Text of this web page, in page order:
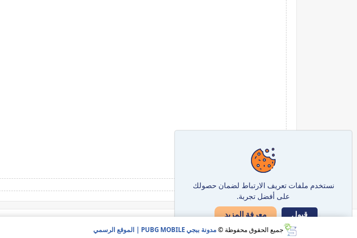
جميع الحقوق محفوظة ©مدونة ببجي PUBG MOBILE | الموقع الرسمي
نستخدم ملفات تعريف الارتباط لضمان حصولك
على أفضل تجربة.
قبول معرفة المزيد